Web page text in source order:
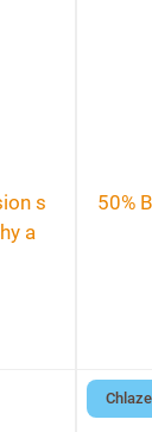
s
a
50%